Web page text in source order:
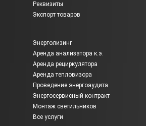
Реквизиты
Экспорт товаров
Энерголизинг
Аренда анализатора к.э.
Аренда рециркулятора
Аренда тепловизора
Проведение энергоаудита
Энергосервисный контракт
Монтаж светильников
Все услуги